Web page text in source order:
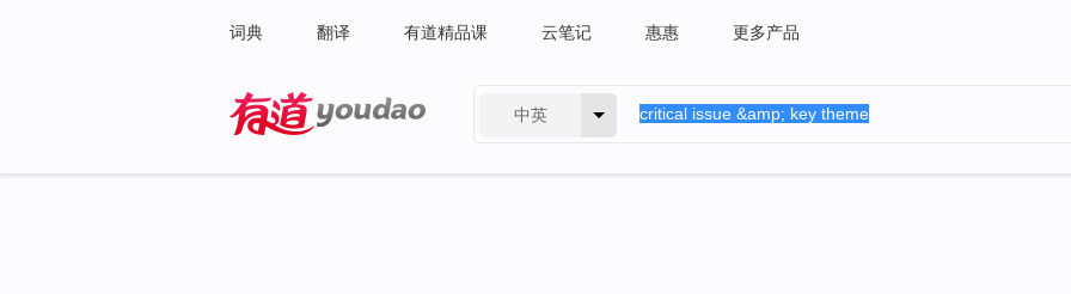
词典 翻译 有道精品课 云笔记 惠惠 更多产品
中英